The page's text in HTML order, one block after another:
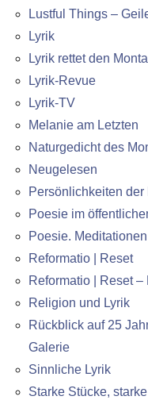
Lustful Things –
Lyrik
Lyrik rettet den
Lyrik-Revue
Lyrik-TV
Melanie am Letzten
Naturgedicht des
Neugelesen
Persönlichkeiten der
Poesie im
Poesie. Meditationen
Reformatio | Reset
Reformatio | Reset
Religion und Lyrik
Rückblick auf 25
Galerie
Sinnliche Lyrik
Starke Stücke,